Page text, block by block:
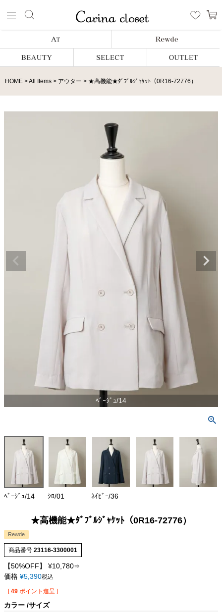
HOME All Items アウター ★高機能★ﾀﾞﾌﾞﾙｼﾞｬｹｯﾄ（0R16-72776）
ﾍﾞｰｼﾞｭ/14
ﾍﾞｰｼﾞｭ/14 ｼﾛ/01 ﾈｲﾋﾞｰ/36
★高機能★ﾀﾞﾌﾞﾙｼﾞｬｹｯﾄ（0R16-72776）
Rewde
商品番号 23116-3300001
【50%OFF】 ¥10,780⇒
価格 ¥5,390税込
[ 49 ポイント進呈 ]
カラー サイズ